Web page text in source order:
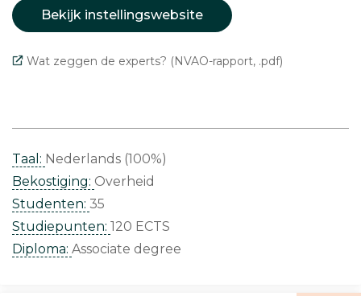
Bekijk instellingswebsite
Wat zeggen de experts? (NVAO-rapport, .pdf)
Taal: Nederlands (100%)
Bekostiging: Overheid
Studenten: 35
Studiepunten: 120 ECTS
Diploma: Associate degree